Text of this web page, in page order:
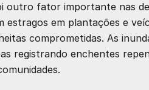
outro fator importante nas
estragos em plantações e
comprometidas. As
registrando enchentes